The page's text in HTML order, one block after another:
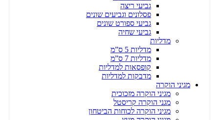
גביעי ריצה
פסלונים וגביעים שונים
גביעי ספורט שונים
גביעי שחיה
מדליות
מדליות 5 ס”מ
מדליות 7 ס”מ
קופסאות למדליות
מדבקות למדליות
מגיני הוקרה
מגיני הוקרה מזכוכית
מגני הוקרה קריסטל
מגיני הוקרה לכוחות הביטחון